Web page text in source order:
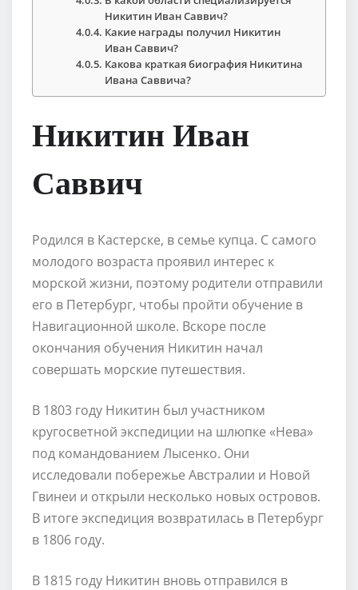
Никитин Иван Саввич?
Какие награды получил Никитин
Иван Саввич?
Какова краткая биография Никитина
Ивана Саввича?
Никитин Иван
Саввич
Родился в Кастерске, в семье купца. С самого
молодого возраста проявил интерес к
морской жизни, поэтому родители отправили
его в Петербург, чтобы пройти обучение в
Навигационной школе. Вскоре после
окончания обучения Никитин начал
совершать морские путешествия.
В 1803 году Никитин был участником
кругосветной экспедиции на шлюпке «Нева»
под командованием Лысенко. Они
исследовали побережье Австралии и Новой
Гвинеи и открыли несколько новых островов.
В итоге экспедиция возвратилась в Петербург
в 1806 году.
В 1815 году Никитин вновь отправился в